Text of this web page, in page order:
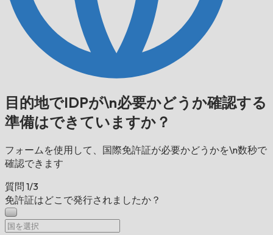
目的地でIDPが\n必要かどうか確認する
準備はできていますか？
フォームを使用して、国際免許証が必要かどうかを\n数秒で
確認できます
質問 1/3
免許証はどこで発行されましたか？